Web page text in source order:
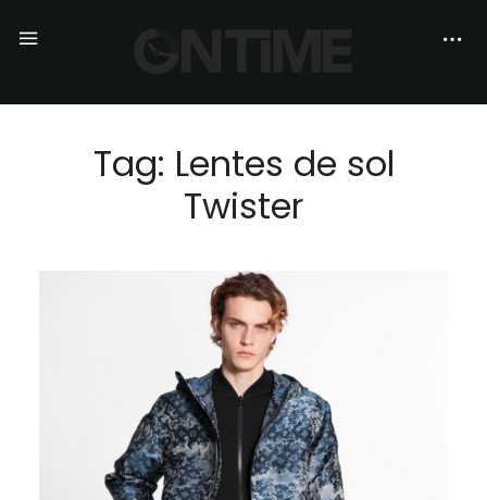
Tag: Lentes de sol
Twister